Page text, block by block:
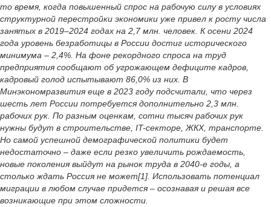
то время, когда повышенный спрос на рабочую силу в условиях
структурной перестройки экономики уже привел к росту числа
занятых в 2019–2024 годах на 2,7 млн. человек. К осени 2024
года уровень безработицы в России достиг исторического
минимума – 2,4%. На фоне рекордного спроса на труд
предприятия сообщают об угрожающем дефиците кадров,
кадровый голод испытывают 86,0% из них. В
Минэкономразвития еще в 2023 году подсчитали, что через
шесть лет России потребуется дополнительно 2,3 млн.
рабочих рук. По разным оценкам, сотни тысяч рабочих рук
нужны будут в строительстве, IT-секторе, ЖКХ, транспорте.
Но самой успешной демографической политики будет
недостаточно – даже если резко увеличить рождаемость,
новые поколения выйдут на рынок труда в 2040-е годы, а
столько ждать Россия не может[1]. Использовать потенциал
миграции в любом случае придется – осознавая и решая все
возникающие при этом сложности.